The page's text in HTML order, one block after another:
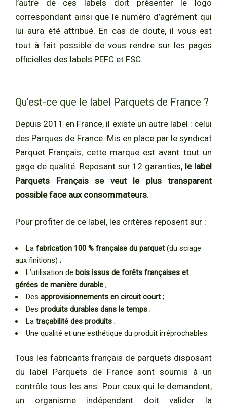
l’autre de ces labels doit présenter le logo
correspondant ainsi que le numéro d’agrément qui
lui aura été attribué. En cas de doute, il vous est
tout à fait possible de vous rendre sur les pages
officielles des labels PEFC et FSC.
Qu’est-ce que le label Parquets de France ?
Depuis 2011 en France, il existe un autre label : celui
des Parques de France. Mis en place par le syndicat
Parquet Français, cette marque est avant tout un
gage de qualité. Reposant sur 12 garanties, le label
Parquets Français se veut le plus transparent
possible face aux consommateurs.
Pour profiter de ce label, les critères reposent sur :
La fabrication 100 % française du parquet(du sciage
aux finitions) ;
L’utilisation de bois issus de forêts françaises et
gérées de manière durable ;
Des approvisionnements en circuit court;
Des produits durables dans le temps ;
La traçabilité des produits ;
Une qualité et une esthétique du produit irréprochables.
Tous les fabricants français de parquets disposant
du label Parquets de France sont soumis à un
contrôle tous les ans. Pour ceux qui le demandent,
un organisme indépendant doit valider la